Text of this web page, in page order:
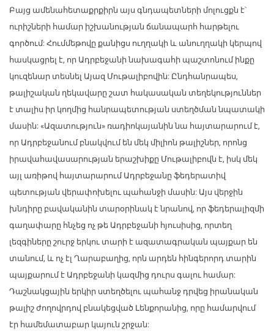
Բայց ամենահետաքրքիրն այս գնդապետների մոլուցքն է՝
ուրիշների համար իշխանության ճանապարհ հարթելու
գործում: Հումմեթովը քանիցս ուղղակի և անուղղակի կերպով
հասկացրել է, որ Ադրբեջանի նախագահի պաշտոնում ինքը
կուզենար տեսնել Այազ Մութալիբովին: Ընդհանրապես,
թալիշական ղեկավարը շատ հակասական տեղեկություններ
է տալիս իր կողմից հանրապետության ստեղծման նպատակի
մասին: «Ազատություն» ռադիոկայանին նա հայտարարում է,
որ Ադրբեջանում բնակվում են մեկ միլիոն թալիշներ, որոնց
իրավահավասարության երաշխիքը Մութալիբովն է, իսկ մեկ
այլ առիթով հայտարարում Ադրբեջանը ֆեդերատիվ
պետության վերափոխելու պահանջի մասին: Այս վերջին
խնդիրը բավականին տարօրինակ է նրանով, որ ֆեդերալիզմի
գաղափարը հնչեց ոչ թե Ադրբեջանի հյուսիսից, որտեղ
լեզգիները շուրջ երկու տարի է ազատագրական պայքար են
տանում, և ոչ էլ Ղարաբաղից, որն արդեն հինգերորդ տարին
պայքարում է Ադրբեջանի կազմից դուրս գալու համար:
Դաշնակցային երկիր ստեղծելու պահանջ դրվեց իրանական
թալիշ ժողովրդով բնակեցված Լենքորանից, որը համարվում
էր համեմատաբար կայուն շրջան: